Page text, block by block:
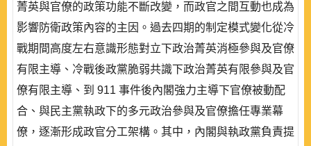
菁英與官僚的政策功能不斷改變，而政官之間互動也成為
影響防衛政策內容的主因。過去四期的制定模式變化從冷
戰期間高度左右意識形態對立下政治菁英消極參與及官僚
有限主導、冷戰後政黨脆弱共識下政治菁英有限參與及官
僚有限主導、到 911 事件後內閣強力主導下官僚被動配
合、與民主黨執政下的多元政治參與及官僚擔任專業幕
僚，逐漸形成政官分工架構。其中，內閣與執政黨負責提